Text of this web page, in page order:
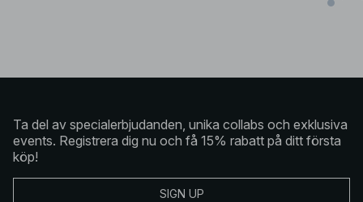
Ta del av specialerbjudanden, unika collabs och exklusiva
events. Registrera dig nu och få 15% rabatt på ditt första
köp!
SIGN UP